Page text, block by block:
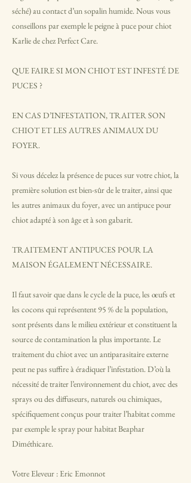
séché) au contact d’un sopalin humide. Nous vous
conseillons par exemple le peigne à puce pour chiot
Karlie de chez Perfect Care.
QUE FAIRE SI MON CHIOT EST INFESTÉ DE
PUCES ?
EN CAS D’INFESTATION, TRAITER SON
CHIOT ET LES AUTRES ANIMAUX DU
FOYER.
Si vous décelez la présence de puces sur votre chiot, la
première solution est bien-sûr de le traiter, ainsi que
les autres animaux du foyer, avec un antipuce pour
chiot adapté à son âge et à son gabarit.
TRAITEMENT ANTIPUCES POUR LA
MAISON ÉGALEMENT NÉCESSAIRE.
Il faut savoir que dans le cycle de la puce, les œufs et
les cocons qui représentent 95 % de la population,
sont présents dans le milieu extérieur et constituent la
source de contamination la plus importante. Le
traitement du chiot avec un antiparasitaire externe
peut ne pas suffire à éradiquer l’infestation. D’où la
nécessité de traiter l’environnement du chiot, avec des
sprays ou des diffuseurs, naturels ou chimiques,
spécifiquement conçus pour traiter l’habitat comme
par exemple le spray pour habitat Beaphar
Diméthicare.
Votre Eleveur : Eric Emonnot